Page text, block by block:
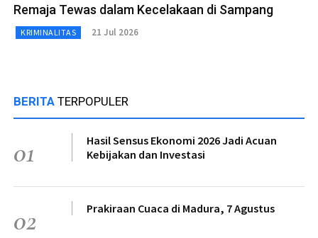
Remaja Tewas dalam Kecelakaan di Sampang
KRIMINALITAS 21 Jul 2026
BERITA TERPOPULER
01
Hasil Sensus Ekonomi 2026 Jadi Acuan
Kebijakan dan Investasi
02 Prakiraan Cuaca di Madura, 7 Agustus